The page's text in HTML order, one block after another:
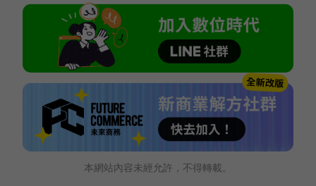
本網站內容未經允許，不得轉載。